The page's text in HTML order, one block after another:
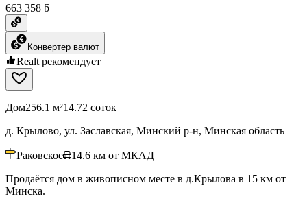
663 358 ƃ
Конвертер валют
Realt рекомендует
Дом256.1 м²14.72 соток
д. Крылово, ул. Заславская, Минский р-н, Минская область
Раковское 14.6 км от МКАД
Продаётся дом в живописном месте в д.Крылова в 15 км от
Минска.